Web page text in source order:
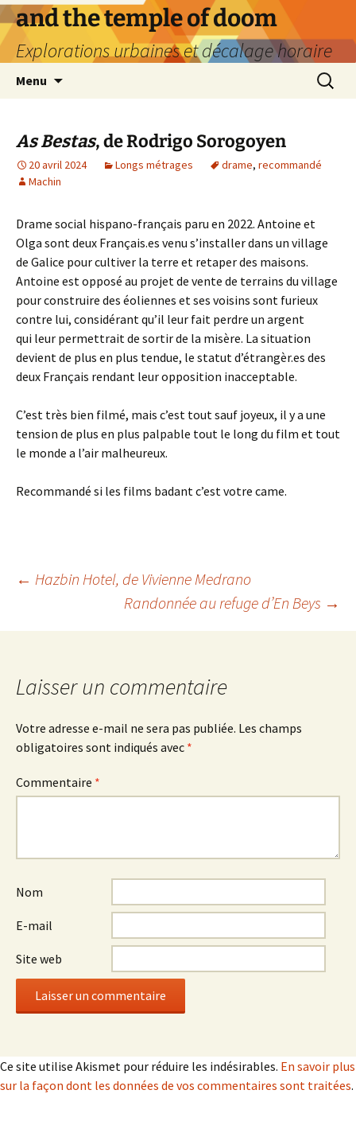
Aller
au
contenu
and the temple of doom
Explorations urbaines et décalage horaire
Menu
As Bestas, de Rodrigo Sorogoyen
20 avril 2024 Longs métrages drame, recommandé
Machin
Drame social hispano-français paru en 2022. Antoine et
Olga sont deux Français.es venu s’installer dans un village
de Galice pour cultiver la terre et retaper des maisons.
Antoine est opposé au projet de vente de terrains du village
pour construire des éoliennes et ses voisins sont furieux
contre lui, considérant qu’il leur fait perdre un argent
qui leur permettrait de sortir de la misère. La situation
devient de plus en plus tendue, le statut d’étrangèr.es des
deux Français rendant leur opposition inacceptable.
C’est très bien filmé, mais c’est tout sauf joyeux, il y a une
tension de plus en plus palpable tout le long du film et tout
le monde a l’air malheureux.
Recommandé si les films badant c’est votre came.
Navigation
des
articles
← Hazbin Hotel, de Vivienne Medrano
Randonnée au refuge d’En Beys →
Laisser un commentaire
Votre adresse e-mail ne sera pas publiée. Les champs
obligatoires sont indiqués avec *
Commentaire *
Nom
E-mail
Site web
Ce site utilise Akismet pour réduire les indésirables. En savoir plus
sur la façon dont les données de vos commentaires sont traitées.